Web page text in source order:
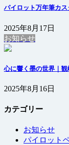
パイロット万年筆カ
2025年8月17日
お知らせ
心に響く墨の世界｜
2025年8月16日
カテゴリー
お知らせ
パイロット